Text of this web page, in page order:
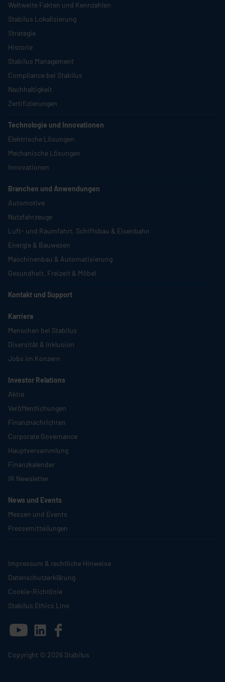
Weltweite Fakten und Kennzahlen
Stabilus Lokalisierung
Strategie
Historie
Stabilus Management
Compliance bei Stabilus
Nachhaltigkeit
Zertifizierungen
Technologie und Innovationen
Elektrische Lösungen
Mechanische Lösungen
Innovationen
Branchen und Anwendungen
Automotive
Nutzfahrzeuge
Luft- und Raumfahrt, Schiffsbau & Eisenbahn
Energie & Bauwesen
Maschinenbau & Automatisierung
Gesundheit, Freizeit & Möbel
Kontakt und Support
Karriere
Menschen bei Stabilus
Diversität & Inklusion
Jobs im Konzern
Investor Relations
Aktie
Veröffentlichungen
Finanznachrichten
Corporate Governance
Hauptversammlung
Finanzkalender
IR Newsletter
News und Events
Messen und Events
Pressemitteilungen
Impressum & rechtliche Hinweise
Datenschutzerklärung
Cookie-Richtlinie
Stabilus Ethics Line
Copyright © 2026 Stabilus